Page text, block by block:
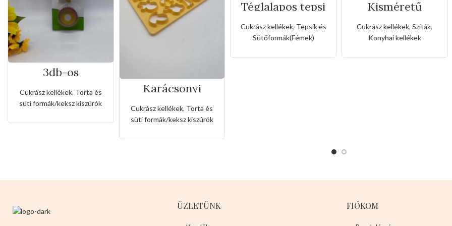
3db-os
kiszúró készlet
szív,csillag és
kerek alakkal
Cukrász kellékek, Torta és
süti formák/keksz kiszúrók
Karácsonyi
sütemény kiszúró
forma
Cukrász kellékek, Torta és
süti formák/keksz kiszúrók
Téglalapos tepsi
szilikon fogóval
Cukrász kellékek, Tepsik és
Sütőformák(Fémek)
Kisméretű
rozsdamentes
liszt,porcukor
szóró
Cukrász kellékek,Sziták,
Konyhai kellékek
ÜZLETÜNK FIÓKOM